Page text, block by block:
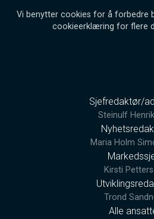
Vi benytter cookies for å forbedre
cookieerklæring for flere
Sjefredaktør/
Steinulf
Maria Holm
Kirsti
Trond
Alle